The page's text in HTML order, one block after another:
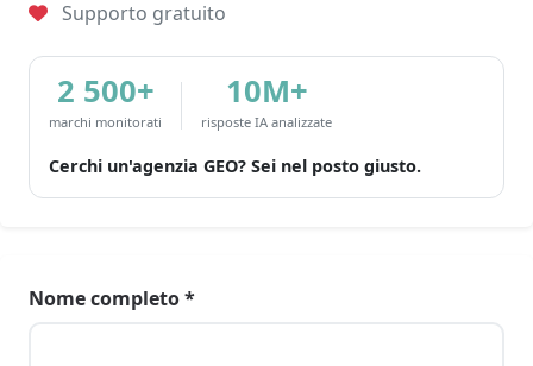
Supporto gratuito
2 500+
marchi monitorati
10M+
risposte IA analizzate
Cerchi un'agenzia GEO? Sei nel posto giusto.
Nome completo *